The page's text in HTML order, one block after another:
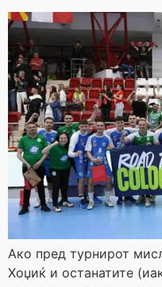
Ако пред турнирот
Хоџиќ и останатите